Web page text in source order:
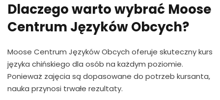
Dlaczego warto wybrać Moose
Centrum Języków Obcych?
Moose Centrum Języków Obcych oferuje skuteczny kurs
języka chińskiego dla osób na każdym poziomie.
Ponieważ zajęcia są dopasowane do potrzeb kursanta,
nauka przynosi trwałe rezultaty.